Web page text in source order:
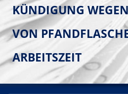
ÜNDIGUNG WEGEN
ON
RBEITSZEIT